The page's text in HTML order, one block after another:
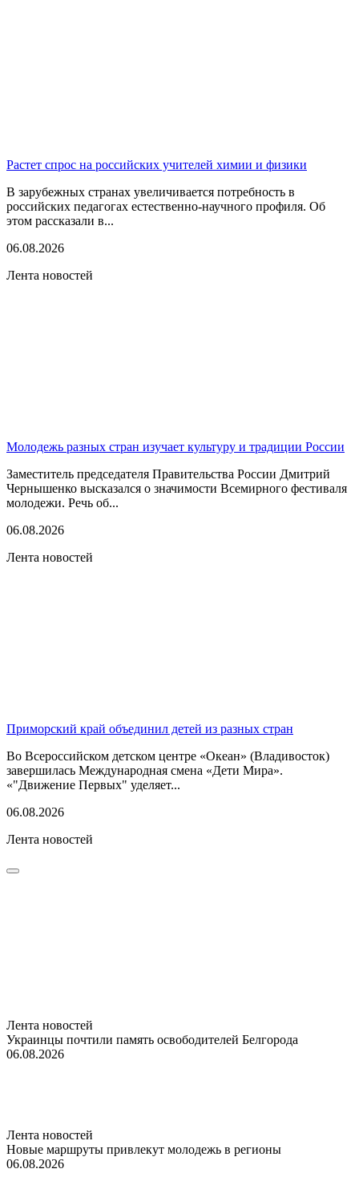
Растет спрос на российских учителей химии и физики
В зарубежных странах увеличивается потребность в
российских педагогах естественно-научного профиля. Об
этом рассказали в...
06.08.2026
Лента новостей
Молодежь разных стран изучает культуру и традиции России
Заместитель председателя Правительства России Дмитрий
Чернышенко высказался о значимости Всемирного фестиваля
молодежи. Речь об...
06.08.2026
Лента новостей
Приморский край объединил детей из разных стран
Во Всероссийском детском центре «Океан» (Владивосток)
завершилась Международная смена «Дети Мира».
«"Движение Первых" уделяет...
06.08.2026
Лента новостей
Лента новостей
Украинцы почтили память освободителей Белгорода
06.08.2026
Лента новостей
Новые маршруты привлекут молодежь в регионы
06.08.2026